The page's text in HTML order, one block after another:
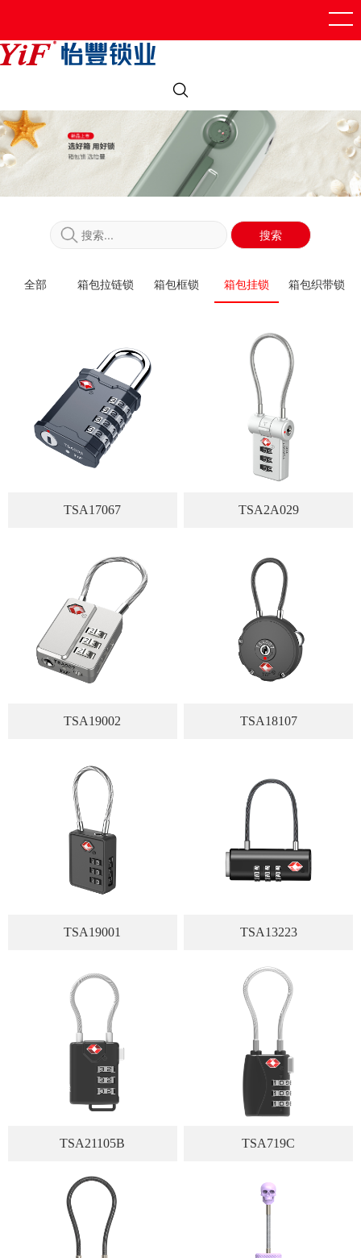
搜索
全部 箱包拉链锁 箱包框锁 箱包挂锁 箱包织带锁
TSA17067 TSA2A029
TSA19002 TSA18107
TSA19001 TSA13223
TSA21105B TSA719C